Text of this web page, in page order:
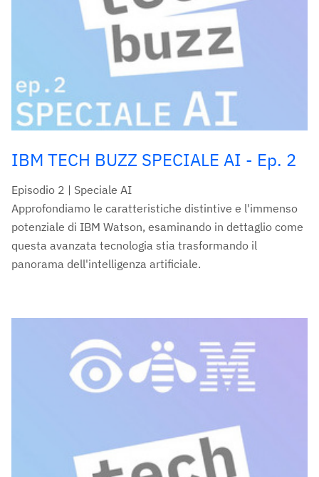
IBM TECH BUZZ SPECIALE AI - Ep. 2
Episodio 2 | Speciale AI
Approfondiamo le caratteristiche distintive e l'immenso
potenziale di IBM Watson, esaminando in dettaglio come
questa avanzata tecnologia stia trasformando il
panorama dell'intelligenza artificiale.